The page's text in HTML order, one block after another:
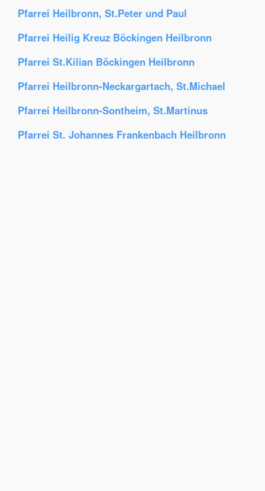
Pfarrei Heilbronn, St.Peter und Paul
Pfarrei Heilig Kreuz Böckingen Heilbronn
Pfarrei St.Kilian Böckingen Heilbronn
Pfarrei Heilbronn-Neckargartach, St.Michael
Pfarrei Heilbronn-Sontheim, St.Martinus
Pfarrei St. Johannes Frankenbach Heilbronn